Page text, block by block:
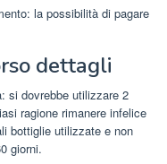
la possibilità di pagare
dettagli
si dovrebbe utilizzare 2
ragione rimanere infelice
bottiglie utilizzate e non
giorni.